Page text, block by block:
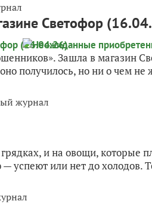
Светофор
Зашла в магазин
получилось, но ни о чем не
журнал
грядках, и на овощи,
— успеют или нет до